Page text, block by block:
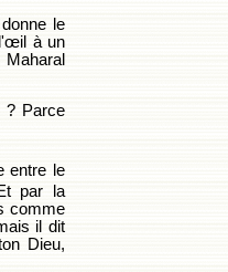
le
à un
? Parce
entre le
par la
comme
il dit
Dieu,